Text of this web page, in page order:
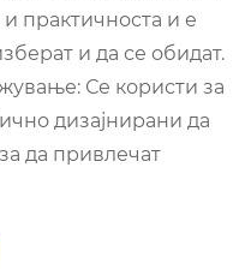
практичноста и е
и да се обидат.
Се користи за
дизајнирани да
да привлечат